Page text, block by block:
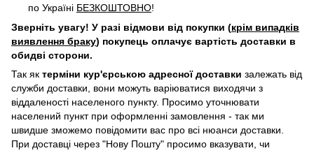
по Україні БЕЗКОШТОВНО!
Зверніть увагу! У разі відмови від покупки (крім випадків
виявлення браку) покупець оплачує вартість доставки в
обидві сторони.
Так як терміни кур'єрською адресної доставки залежать від
служби доставки, вони можуть варіюватися виходячи з
віддаленості населеного пункту. Просимо уточнювати
населений пункт при оформленні замовлення - так ми
швидше зможемо повідомити вас про всі нюанси доставки.
При доставці через "Нову Пошту" просимо вказувати, чи